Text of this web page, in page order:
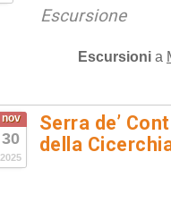
Escursione
Escursioni a
nov
30
2025
Serra de’
della